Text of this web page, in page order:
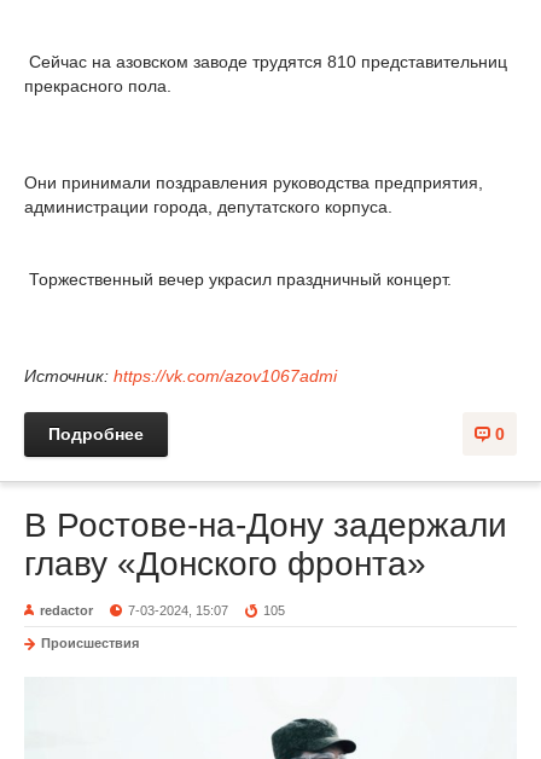
Сейчас на азовском заводе трудятся 810 представительниц
прекрасного пола.
Они принимали поздравления руководства предприятия,
администрации города, депутатского корпуса.
Торжественный вечер украсил праздничный концерт.
Источник: https://vk.com/azov1067admi
0
Подробнее
В Ростове-на-Дону задержали
главу «Донского фронта»
redactor 7-03-2024, 15:07 105
Происшествия